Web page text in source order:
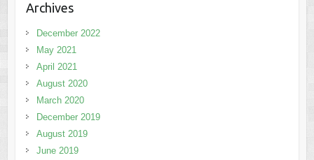
Archives
December 2022
May 2021
April 2021
August 2020
March 2020
December 2019
August 2019
June 2019